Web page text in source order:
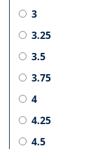
3
3.25
3.5
3.75
4
4.25
4.5